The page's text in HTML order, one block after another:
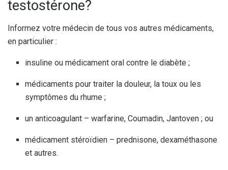
testostérone?
Informez votre médecin de tous vos autres médicaments,
en particulier :
insuline ou médicament oral contre le diabète ;
médicaments pour traiter la douleur, la toux ou les
symptômes du rhume ;
un anticoagulant – warfarine, Coumadin, Jantoven ; ou
médicament stéroïdien – prednisone, dexaméthasone
et autres.